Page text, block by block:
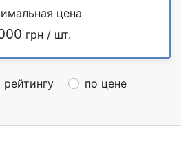
цена
грн / шт.
рейтингу
по цене